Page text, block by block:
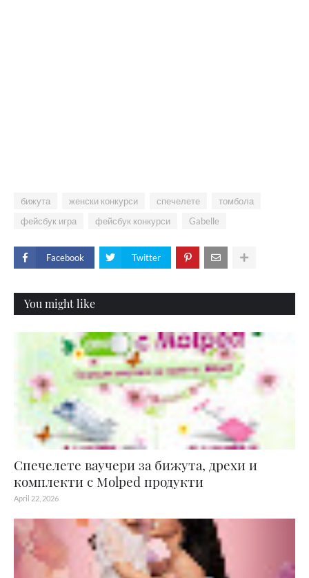
бижута женски конкурси спечелете
томбола
фейсбук игра
фейсбук конкурси Gabelle
Facebook Twitter
You might like
Спечелете ваучери за бижута, дрехи и
комплекти с Molped продукти
April 22, 2026